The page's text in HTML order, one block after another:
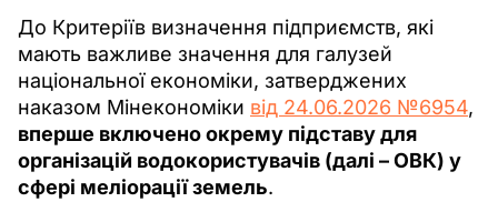
До Критеріїв визначення підприємств, які
мають важливе значення для галузей
національної економіки, затверджених
наказом Мінекономіки від 24.06.2026 №6954,
вперше включено окрему підставу для
організацій водокористувачів (далі – ОВК) у
сфері меліорації земель.